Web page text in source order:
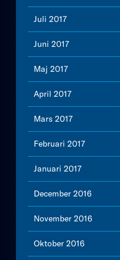
Juli 2017
Juni 2017
Maj 2017
April 2017
Mars 2017
Februari 2017
Januari 2017
December 2016
November 2016
Oktober 2016